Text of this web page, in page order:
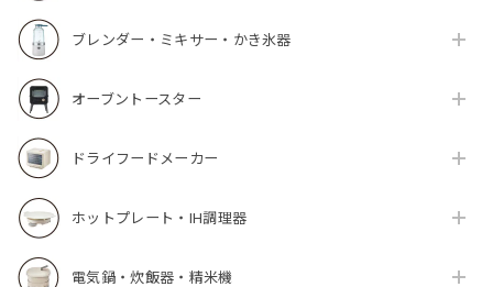
ブレンダー・ミキサー・かき氷器
オーブントースター
ドライフードメーカー
ホットプレート・IH調理器
電気鍋・炊飯器・精米機